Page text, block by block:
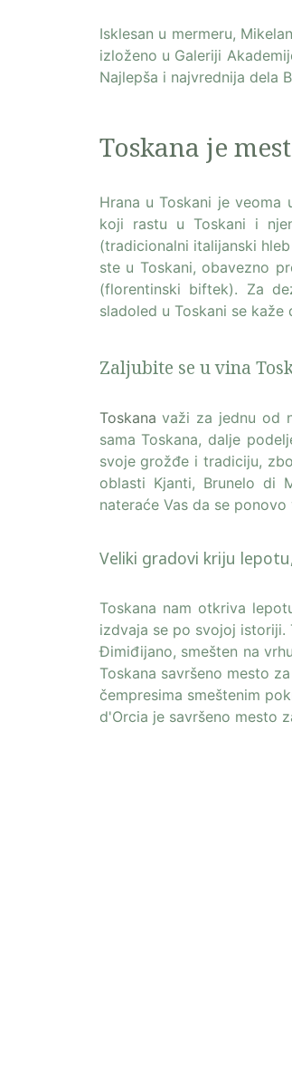
Isklesan u mermeru,
izloženo u Galeriji
Najlepša i najvrednija dela
Toskana je
Hrana u Toskani je
koji rastu u Toskani i
(tradicionalni italijanski
ste u Toskani, obavezno
(florentinski biftek). Za
sladoled u Toskani se kaže
Zaljubite se u vina
Toskana važi za jednu od
sama Toskana, dalje
svoje grožđe i tradiciju,
oblasti Kjanti, Brunelo di
nateraće Vas da se
Veliki gradovi kriju
Toskana nam otkriva
izdvaja se po svojoj istoriji.
Đimiđijano, smešten na
Toskana savršeno mesto
čempresima smeštenim
d'Orcia je savršeno mesto